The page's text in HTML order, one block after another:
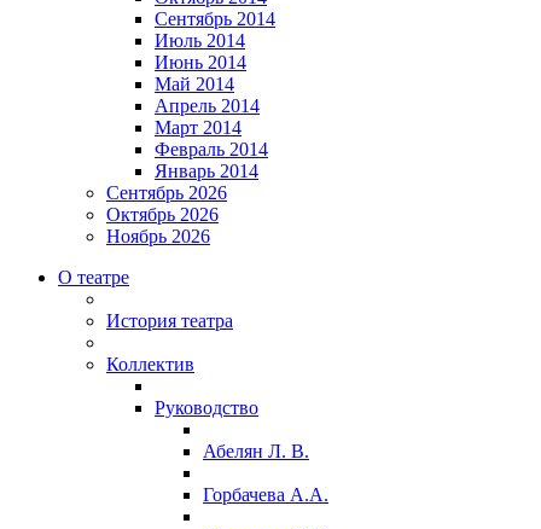
Сентябрь 2014
Июль 2014
Июнь 2014
Май 2014
Апрель 2014
Март 2014
Февраль 2014
Январь 2014
Сентябрь 2026
Октябрь 2026
Ноябрь 2026
О театре
История театра
Коллектив
Руководство
Абелян Л. В.
Горбачева А.А.